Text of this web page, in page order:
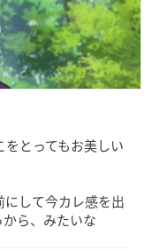
とってもお美しい
して今カレ感を出
ら、みたいな